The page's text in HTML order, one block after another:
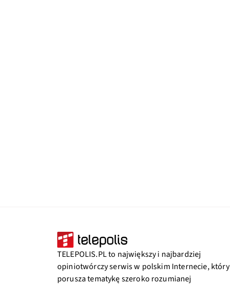
TELEPOLIS.PL to największy i najbardziej
opiniotwórczy serwis w polskim Internecie, który
porusza tematykę szeroko rozumianej